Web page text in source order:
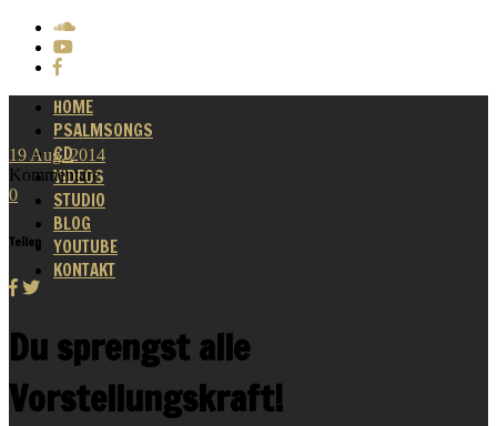
HOME
PSALMSONGS
CD
VIDEOS
STUDIO
BLOG
YOUTUBE
KONTAKT
19 Aug. 2014
Kommentare
0
Teilen
Du sprengst alle
Vorstellungskraft!